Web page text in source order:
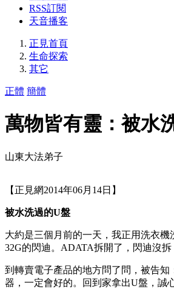
RSS訂閱
天音播客
正見首頁
生命探索
其它
正體 簡體
萬物皆有靈：被水
山東大法弟子
【正見網2014年06月14日】
被水洗過的U盤
大約是三個月前的一天，我正用洗衣
32G的閃迪。ADATA拆開了，閃迪沒
到轉賣電子產品的地方問了問，被告
器，一定會好的。回到家拿出U盤，誠